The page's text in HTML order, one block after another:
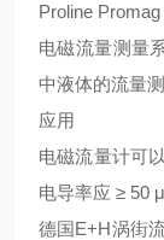
Proline Promag
电磁流量测量
中液体的流量
应用
电磁流量计可
电导率应 ≥ 50
德国E+H涡街